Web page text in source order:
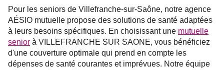
Pour les seniors de Villefranche-sur-Saône, notre agence
AÉSIO mutuelle propose des solutions de santé adaptées
à leurs besoins spécifiques. En choisissant une mutuelle
senior à VILLEFRANCHE SUR SAONE, vous bénéficiez
d'une couverture optimale qui prend en compte les
dépenses de santé courantes et imprévues. Notre équipe